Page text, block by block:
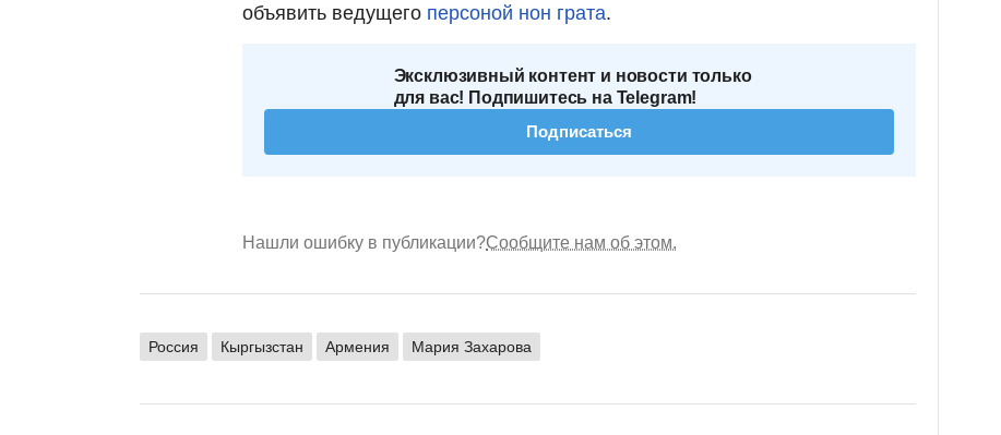
объявить ведущего персоной нон грата.
Эксклюзивный контент и новости только
для вас! Подпишитесь на Telegram!
Подписаться
Нашли ошибку в публикации?Сообщите нам об этом.
Россия Кыргызстан Армения Мария Захарова